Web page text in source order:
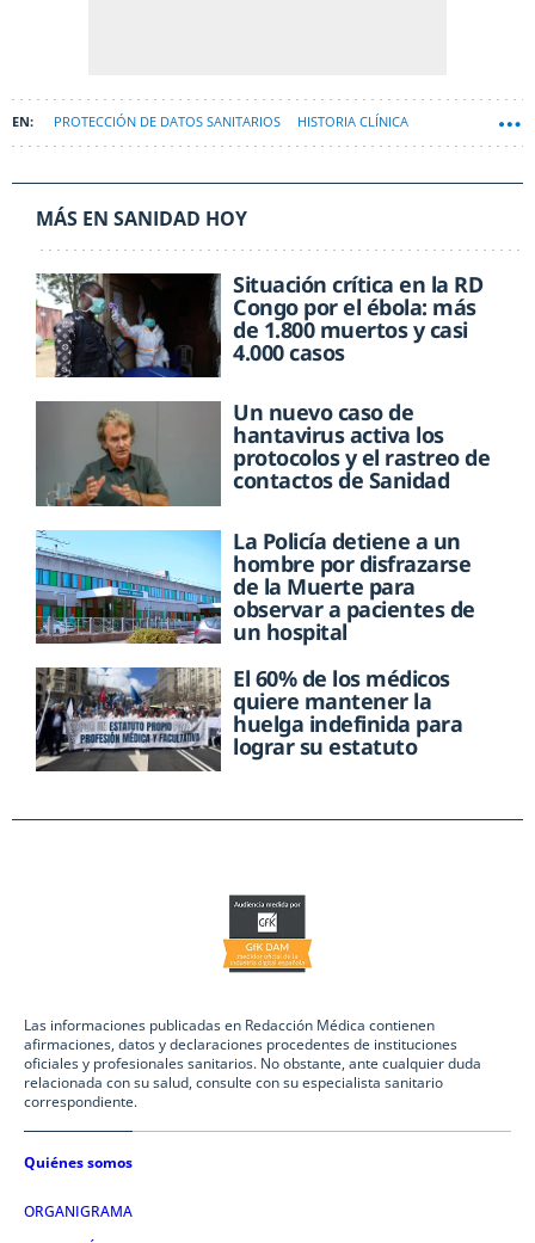
PROTECCIÓN DE DATOS SANITARIOS HISTORIA CLÍNICA
MÁS EN SANIDAD HOY
Situación crítica en la RD
Congo por el ébola: más
de 1.800 muertos y casi
4.000 casos
Un nuevo caso de
hantavirus activa los
protocolos y el rastreo de
contactos de Sanidad
La Policía detiene a un
hombre por disfrazarse
de la Muerte para
observar a pacientes de
un hospital
El 60% de los médicos
quiere mantener la
huelga indefinida para
lograr su estatuto
Las informaciones publicadas en Redacción Médica contienen
afirmaciones, datos y declaraciones procedentes de instituciones
oficiales y profesionales sanitarios. No obstante, ante cualquier duda
relacionada con su salud, consulte con su especialista sanitario
correspondiente.
Quiénes somos
ORGANIGRAMA